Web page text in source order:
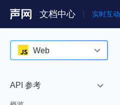
文档中心 实时互动
产品
通用文档
Web
iOS
API 参考